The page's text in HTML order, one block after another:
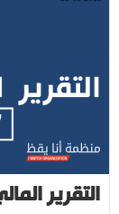
التقرير المالي